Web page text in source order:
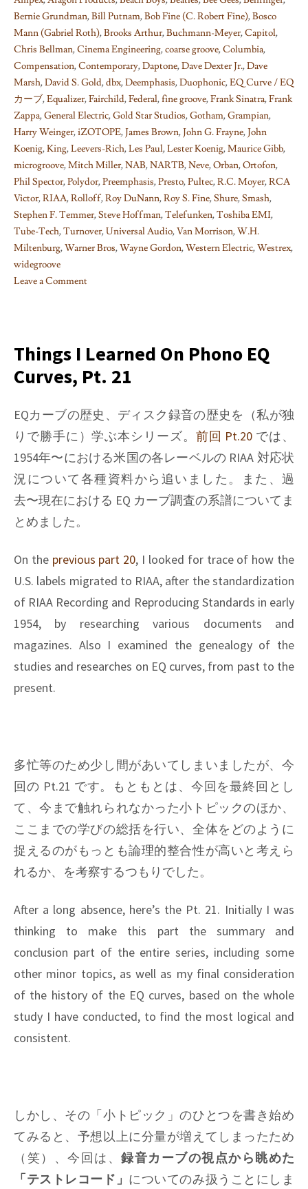
Bernie Grundman,Bill Putnam,Bob Fine (C. Robert Fine),Bosco
Mann (Gabriel Roth),Brooks Arthur,Buchmann-Meyer,Capitol,
Chris Bellman,Cinema Engineering,coarse groove,Columbia,
Compensation,Contemporary,Daptone,Dave Dexter Jr.,Dave
Marsh,David S. Gold,dbx,Deemphasis,Duophonic,EQ Curve / EQ
カーブ,Equalizer,Fairchild,Federal,fine groove,Frank Sinatra,Frank
Zappa,General Electric,Gold Star Studios,Gotham,Grampian,
Harry Weinger,iZOTOPE,James Brown,John G. Frayne,John
Koenig,King,Leevers-Rich,Les Paul,Lester Koenig,Maurice Gibb,
microgroove,Mitch Miller,NAB,NARTB,Neve,Orban,Ortofon,
Phil Spector,Polydor,Preemphasis,Presto,Pultec,R.C. Moyer,RCA
Victor,RIAA,Rolloff,Roy DuNann,Roy S. Fine,Shure,Smash,
Stephen F. Temmer,Steve Hoffman,Telefunken,Toshiba EMI,
Tube-Tech,Turnover,Universal Audio,Van Morrison,W.H.
Miltenburg,Warner Bros,Wayne Gordon,Western Electric,Westrex,
widegroove
Leave a Comment
learned
on
Phono
curves,
Pt.
24
Things I Learned On Phono EQ
Curves, Pt. 21
EQカーブの歴史、ディスク録音の歴史を（私が独
りで勝手に）学ぶ本シリーズ。 前回 Pt.20 では、
1954年〜における米国の各レーベルの RIAA 対応状
況について各種資料から追いました。また、過
去〜現在における EQ カーブ調査の系譜についてま
とめました。
On the previous part 20, I looked for trace of how the
U.S. labels migrated to RIAA, after the standardization
of RIAA Recording and Reproducing Standards in early
1954, by researching various documents and
magazines. Also I examined the genealogy of the
studies and researches on EQ curves, from past to the
present.
多忙等のため少し間があいてしまいましたが、今
回の Pt.21 です。もともとは、今回を最終回とし
て、今まで触れられなかった小トピックのほか、
ここまでの学びの総括を行い、全体をどのように
捉えるのがもっとも論理的整合性が高いと考えら
れるか、を考察するつもりでした。
After a long absence, here’s the Pt. 21. Initially I was
thinking to make this part the summary and
conclusion part of the entire series, including some
other minor topics, as well as my final consideration
of the history of the EQ curves, based on the whole
study I have conducted, to find the most logical and
consistent.
しかし、その「小トピック」のひとつを書き始め
てみると、予想以上に分量が増えてしまったため
（笑）、今回は、 録音カーブの視点から眺めた
「テストレコード」 についてのみ扱うことにしま